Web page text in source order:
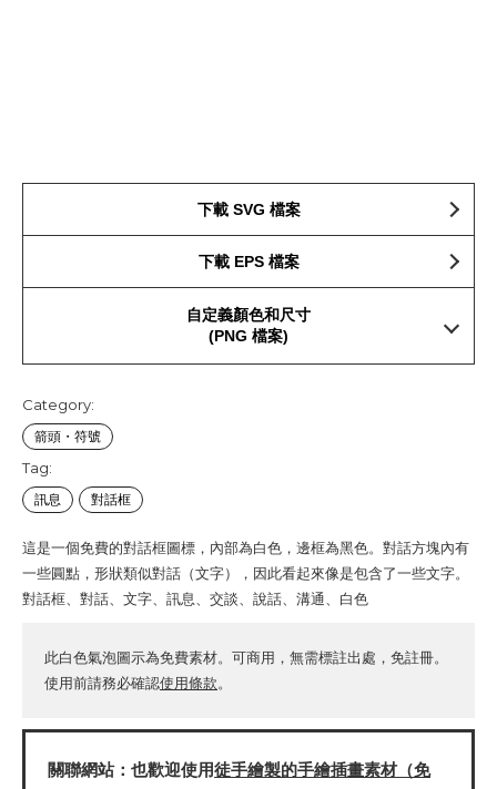
下載 SVG 檔案
下載 EPS 檔案
自定義顏色和尺寸
(PNG 檔案)
Category:
箭頭・符號
Tag:
訊息 對話框
這是一個免費的對話框圖標，內部為白色，邊框為黑色。對話方塊內有
一些圓點，形狀類似對話（文字），因此看起來像是包含了一些文字。
對話框、對話、文字、訊息、交談、說話、溝通、白色
此白色氣泡圖示為免費素材。可商用，無需標註出處，免註冊。
使用前請務必確認使用條款。
關聯網站：也歡迎使用徒手繪製的手繪插畫素材（免